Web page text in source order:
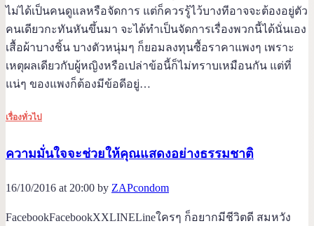
ไม่ได้เป็นคนดูแลหรือจัดการ แต่ก็ควรรู้ไว้บางทีอาจจะต้องอยู่ตัว
คนเดียวกะทันหันขึ้นมา จะได้ทำเป็นจัดการเรื่องพวกนี้ได้นั่นเอง
เสื้อผ้าบางชิ้น บางตัวหนุ่มๆ ก็ยอมลงทุนซื้อราคาแพงๆ เพราะ
เหตุผลเดียวกับผู้หญิงหรือเปล่าข้อนี้ก็ไม่ทราบเหมือนกัน แต่ที่
แน่ๆ ของแพงก็ต้องมีข้อดีอยู่…
เรื่องทั่วไป
ความมั่นใจจะช่วยให้คุณแสดงอย่างธรรมชาติ
16/10/2016 at 20:00 by ZAPcondom
FacebookFacebookXXLINELineใครๆ ก็อยากมีชีวิตดี สมหวัง